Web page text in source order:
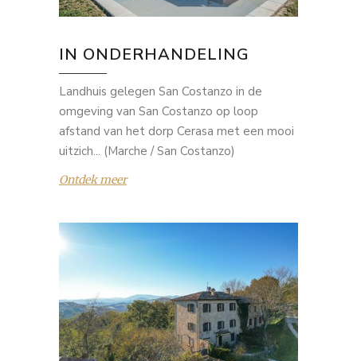
IN ONDERHANDELING
Landhuis gelegen San Costanzo in de
omgeving van San Costanzo op loop
afstand van het dorp Cerasa met een mooi
uitzich... (Marche / San Costanzo)
Ontdek meer